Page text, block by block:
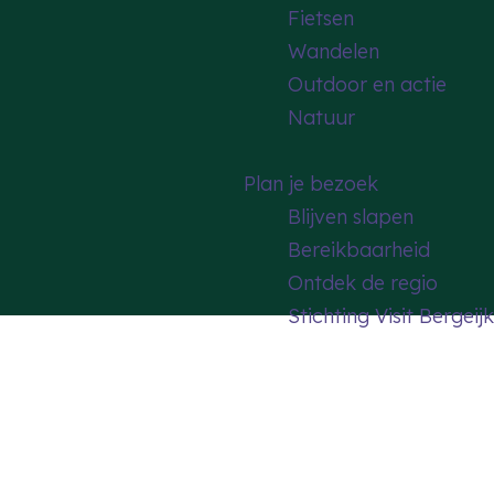
Fietsen
Wandelen
Outdoor en actie
Natuur
Plan je bezoek
Blijven slapen
Bereikbaarheid
Ontdek de regio
Stichting Visit Bergeijk